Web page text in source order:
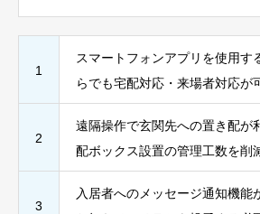
1
スマートフォンアプリを使用す
らでも宅配対応・来場者対応が
2
遠隔操作で玄関先への置き配が
配ボックス設置の管理工数を削
3
入居者へのメッセージ通知機能